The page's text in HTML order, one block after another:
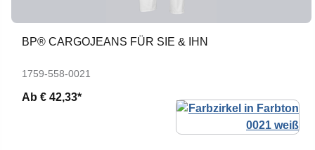
BP® CARGOJEANS FÜR SIE & IHN
1759-558-0021
Ab € 42,33*